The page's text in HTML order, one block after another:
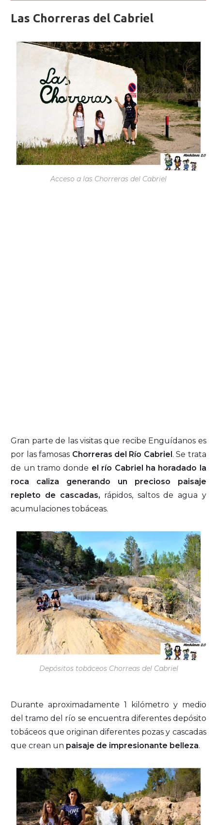
Las Chorreras del Cabriel
Acceso a las Chorreras del Cabriel
Gran parte de las visitas que recibe Enguídanos es
por las famosas Chorreras del Río Cabriel. Se trata
de un tramo donde el río Cabriel ha horadado la
roca caliza generando un precioso paisaje
repleto de cascadas, rápidos, saltos de agua y
acumulaciones tobáceas.
Depósitos tobáceos Chorreas del Cabriel
Durante aproximadamente 1 kilómetro y medio
del tramo del río se encuentra diferentes depósito
tobáceos que originan diferentes pozas y cascadas
que crean un paisaje de impresionante belleza.